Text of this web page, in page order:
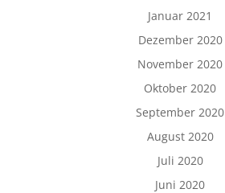
Januar 2021
Dezember 2020
November 2020
Oktober 2020
September 2020
August 2020
Juli 2020
Juni 2020